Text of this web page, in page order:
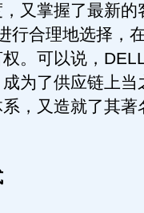
又掌握了最新的
行合理地选择，
。可以说，
为了供应链上当
，又造就了其著